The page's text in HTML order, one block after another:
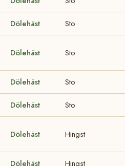
Dölehäst Sto
Dölehäst Sto
Dölehäst Sto
Dölehäst Sto
Dölehäst Hingst
Dölehäst Hingst